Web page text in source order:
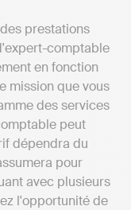
prestations
comptable
en fonction
mission que vous
des services
peut
dépendra du
pour
avec plusieurs
l'opportunité de